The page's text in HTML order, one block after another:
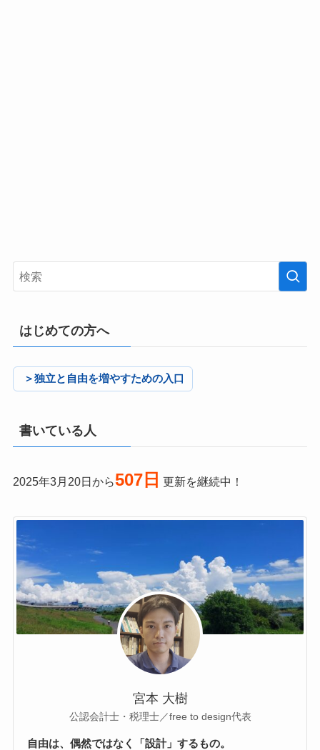
はじめての方へ
＞独立と自由を増やすための入口
書いている人
2025年3月20日から507日 更新を継続中！
宮本 大樹
公認会計士・税理士／free to design代表
自由は、偶然ではなく「設計」するもの。